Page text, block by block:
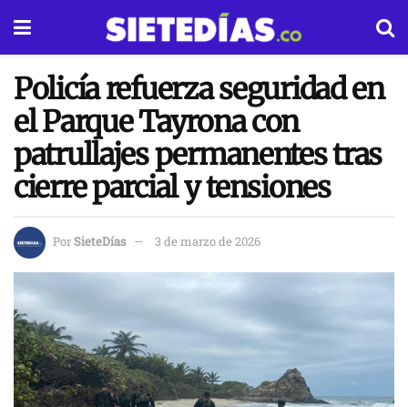
Policía refuerza seguridad en
el Parque Tayrona con
patrullajes permanentes tras
cierre parcial y tensiones
PorSieteDías 3 de marzo de 2026